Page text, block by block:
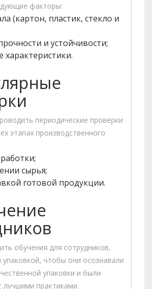
факторы:
(картон, пластик, стекло и
и устойчивости;
характеристики.
периодические проверки
этапах производственного
сырья;
готовой продукции.
обучения для сотрудников,
чтобы они осознавали
упаковки и были
лучшими практиками.